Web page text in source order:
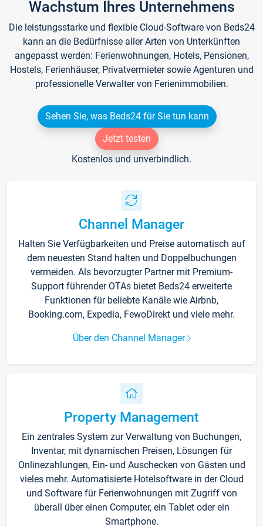
Wachstum Ihres Unternehmens
Die leistungsstarke und flexible Cloud-Software von Beds24
kann an die Bedürfnisse aller Arten von Unterkünften
angepasst werden: Ferienwohnungen, Hotels, Pensionen,
Hostels, Ferienhäuser, Privatvermieter sowie Agenturen und
professionelle Verwalter von Ferienimmobilien.
Sehen Sie, was Beds24 für Sie tun kann
Jetzt testen
Kostenlos und unverbindlich.
Channel Manager
Halten Sie Verfügbarkeiten und Preise automatisch auf
dem neuesten Stand halten und Doppelbuchungen
vermeiden. Als bevorzugter Partner mit Premium-
Support führender OTAs bietet Beds24 erweiterte
Funktionen für beliebte Kanäle wie Airbnb,
Booking.com, Expedia, FewoDirekt und viele mehr.
Über den Channel Manager
Property Management
Ein zentrales System zur Verwaltung von Buchungen,
Inventar, mit dynamischen Preisen, Lösungen für
Onlinezahlungen, Ein- und Auschecken von Gästen und
vieles mehr. Automatisierte Hotelsoftware in der Cloud
und Software für Ferienwohnungen mit Zugriff von
überall über einen Computer, ein Tablet oder ein
Smartphone.